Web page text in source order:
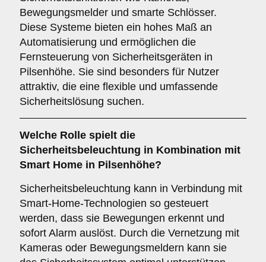
Bewegungsmelder und smarte Schlösser.
Diese Systeme bieten ein hohes Maß an
Automatisierung und ermöglichen die
Fernsteuerung von Sicherheitsgeräten in
Pilsenhöhe. Sie sind besonders für Nutzer
attraktiv, die eine flexible und umfassende
Sicherheitslösung suchen.
Welche Rolle spielt die
Sicherheitsbeleuchtung in Kombination mit
Smart Home in Pilsenhöhe?
Sicherheitsbeleuchtung kann in Verbindung mit
Smart-Home-Technologien so gesteuert
werden, dass sie Bewegungen erkennt und
sofort Alarm auslöst. Durch die Vernetzung mit
Kameras oder Bewegungsmeldern kann sie